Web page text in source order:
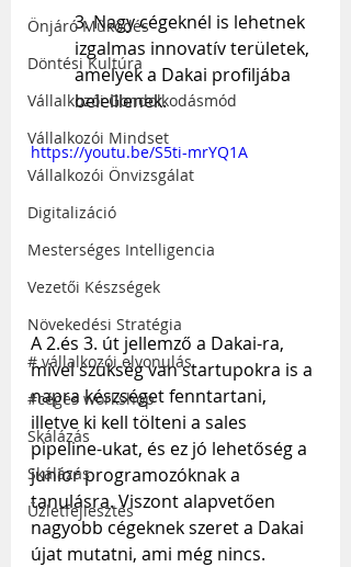
Önjáró Működés
Döntési Kultúra
Vállalkozói Gondolkodásmód
Vállalkozói Mindset
Vállalkozói Önvizsgálat
Digitalizáció
Mesterséges Intelligencia
Vezetői Készségek
Növekedési Stratégia
# vállalkozói elvonulás
#céges workshop
Skálázás
Skálázás
Üzletfejlesztés
3. Nagy cégeknél is lehetnek
izgalmas innovatív területek,
amelyek a Dakai profiljába
beleillenek.
https://youtu.be/S5ti-mrYQ1A
A 2.és 3. út jellemző a Dakai-ra,
mivel szükség van startupokra is a
napra készséget fenntartani,
illetve ki kell tölteni a sales
pipeline-ukat, és ez jó lehetőség a
junior programozóknak a
tanulásra. Viszont alapvetően
nagyobb cégeknek szeret a Dakai
újat mutatni, ami még nincs.